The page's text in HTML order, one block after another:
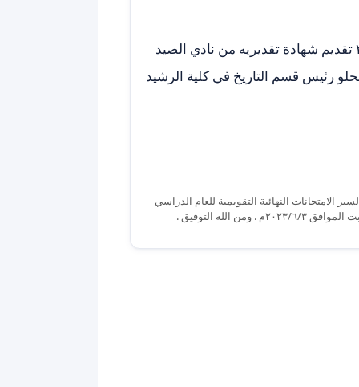
في إطار تعزيز التفاعل بين الجامعه والمجتمع تم اليوم ٢٧/٥/٢٠٢٣ تقديم شهادة تقديريه من نادي الصيد
رئيس قسم التاريخ في كلية الرشيد
الامتحانات النهائية التقويمية للعام الدراسي